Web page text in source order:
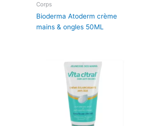
Corps
Bioderma Atoderm crème
mains & ongles 50ML